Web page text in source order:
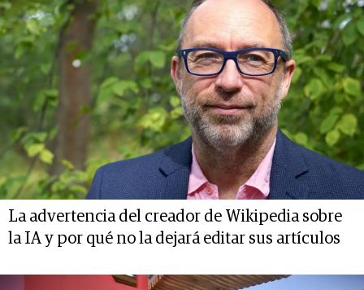
La advertencia del creador de Wikipedia sobre
la IA y por qué no la dejará editar sus artículos